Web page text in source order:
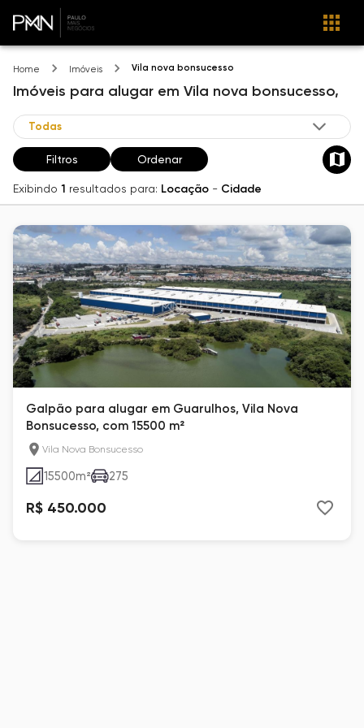
Home Imóveis Vila nova bonsucesso
Imóveis para alugar em Vila nova bonsucesso,
Filtros Ordenar
Exibindo 1 resultados para: Locação - Cidade
Galpão para alugar em Guarulhos, Vila Nova
Bonsucesso, com 15500 m²
Vila Nova Bonsucesso
15500m² 275
R$ 450.000